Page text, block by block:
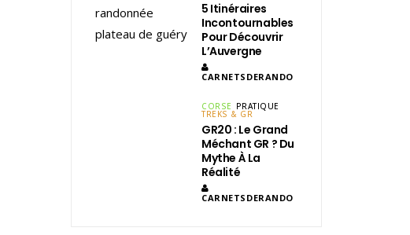
5 Itinéraires
Incontournables
Pour Découvrir
L’Auvergne
CARNETSDERANDO
CORSE PRATIQUE
TREKS & GR
GR20 : Le Grand
Méchant GR ? Du
Mythe À La
Réalité
CARNETSDERANDO